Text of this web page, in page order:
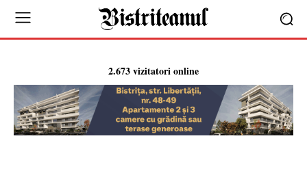
2.673 vizitatori online